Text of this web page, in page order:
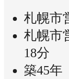
札幌市
札幌市
18分
築45年